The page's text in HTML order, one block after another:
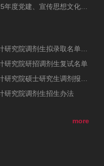
研究院研招调剂生复试名单
研究院调剂生招生办法
more